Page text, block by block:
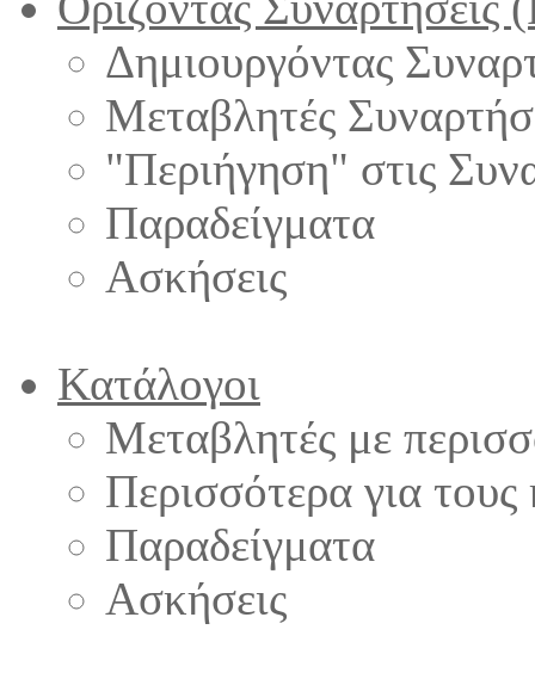
Δημιουργόντας
Μεταβλητές
"Περιήγηση" στις
Παραδείγματα
Ασκήσεις
Κατάλογοι
Μεταβλητές με
Περισσότερα για
Παραδείγματα
Ασκήσεις